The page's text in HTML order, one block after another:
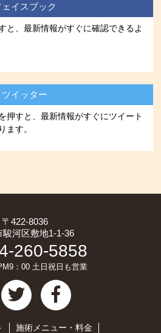
ェイスブック
と、最新情報がすぐに確認できるよ
ツイッター
押すと、最新情報がすぐにツイート
ます。
〒422-8036
駿河区敷地1-1-36
260-5858
：00 土日祝日も営業
施術メニュー・料金